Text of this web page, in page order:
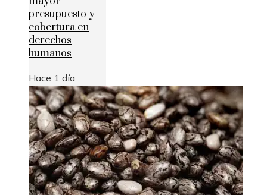
presupuesto y
cobertura en
derechos
humanos
Hace 1 día